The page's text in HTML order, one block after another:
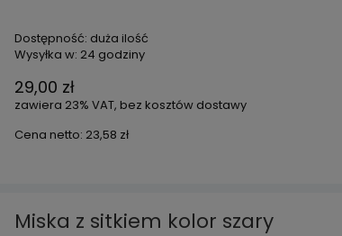
Dostępność: duża ilość
Wysyłka w: 24 godziny
29,00 zł
zawiera 23% VAT, bez kosztów dostawy
Cena netto: 23,58 zł
Miska z sitkiem kolor szary